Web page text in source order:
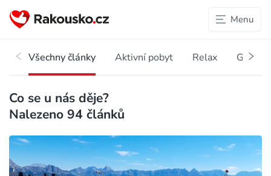
Menu
Všechny články Aktivní pobyt Relax
Co se u nás děje?
Nalezeno 94 článků